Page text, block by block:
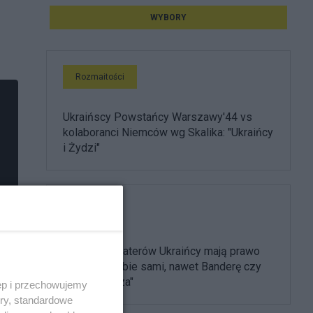
WYBORY
Rozmaitości
Ukraińscy Powstańcy Warszawy'44 vs
kolaboranci Niemców wg Skalika: "Ukraińcy
i Żydzi"
"Swoich bohaterów Ukraińcy mają prawo
wybierać sobie sami, nawet Banderę czy
Szuchewycza"
i przechowujemy
standardowe